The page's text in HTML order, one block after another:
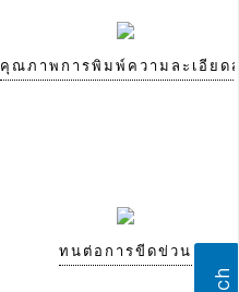
คุณภาพการพิมพ์ความละเอียด
ทนต่อการขีดข่วน